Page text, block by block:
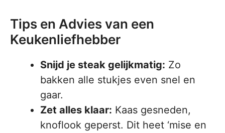
Tips en Advies van een
Keukenliefhebber
Snijd je steak gelijkmatig: Zo
bakken alle stukjes even snel en
gaar.
Zet alles klaar: Kaas gesneden,
knoflook geperst. Dit heet ‘mise en